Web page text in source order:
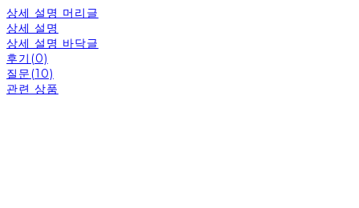
상세 설명 머리글
상세 설명
상세 설명 바닥글
후기(0)
질문(10)
관련 상품